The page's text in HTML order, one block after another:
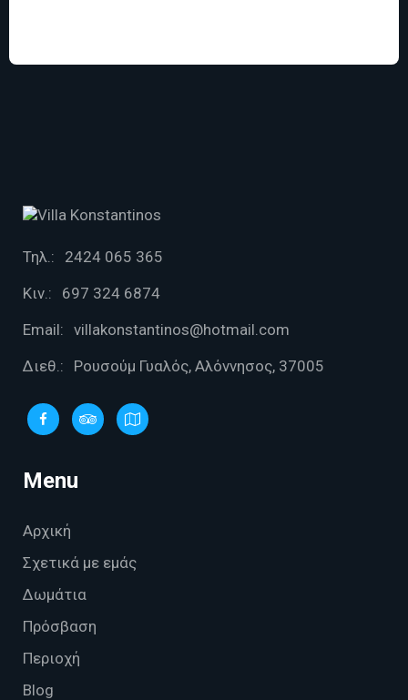
Τηλ.:
2424 065 365
Κιν.:
697 324 6874
Email: villakonstantinos@hotmail.com
Διεθ.:
Ρουσούμ Γυαλός, Αλόννησος, 37005
Menu
Αρχική
Σχετικά με εμάς
Δωμάτια
Πρόσβαση
Περιοχή
Blog